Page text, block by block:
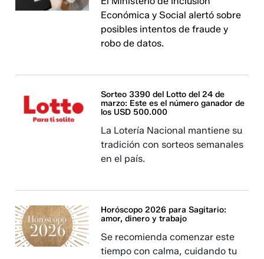
Económica y Social alertó sobre
posibles intentos de fraude y
robo de datos.
Sorteo 3390 del Lotto del 24 de
marzo: Este es el número ganador de
los USD 500.000
La Lotería Nacional mantiene su
tradición con sorteos semanales
en el país.
Horóscopo 2026 para Sagitario:
amor, dinero y trabajo
Se recomienda comenzar este
tiempo con calma, cuidando tu